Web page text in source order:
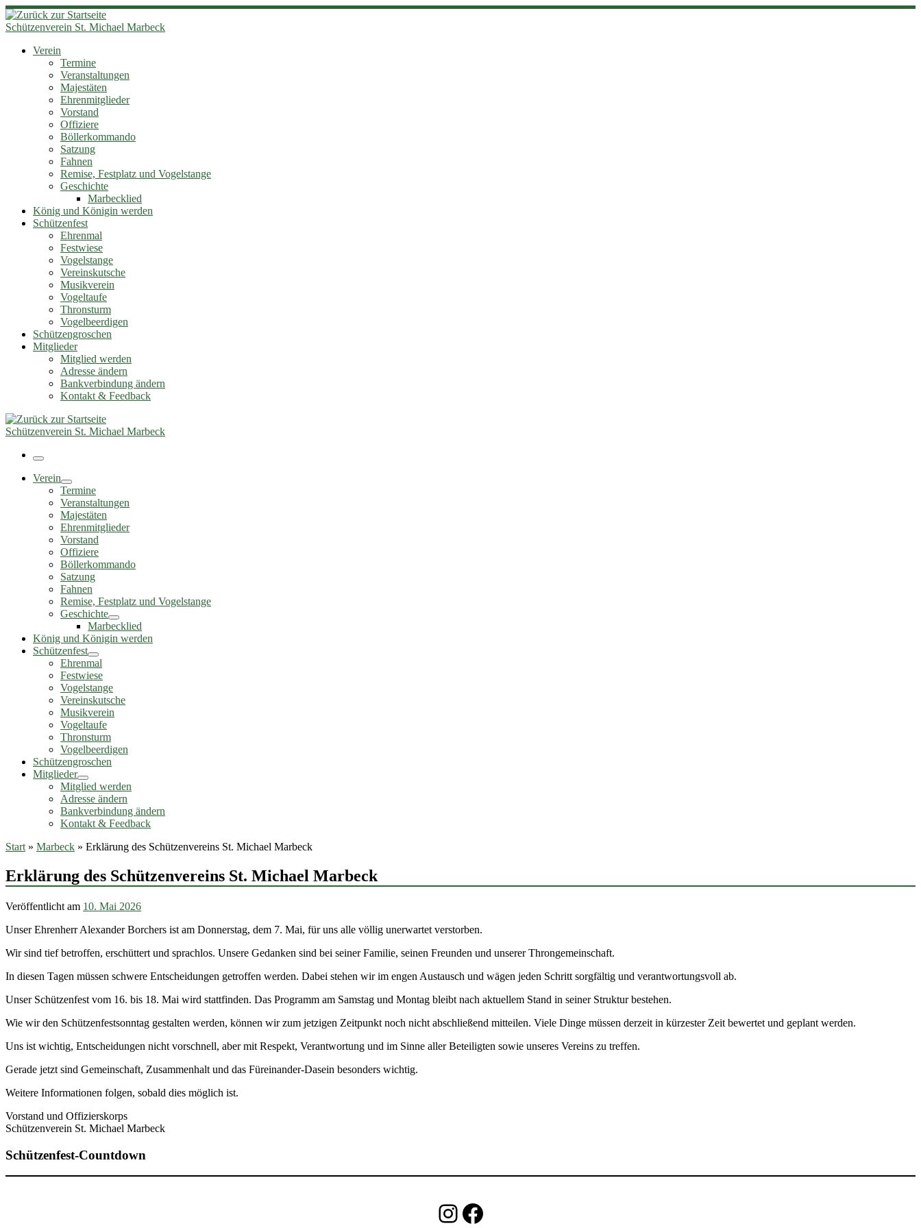
Zum
Inhalt
springen
Schützenverein St. Michael Marbeck
Verein
Termine
Veranstaltungen
Majestäten
Ehrenmitglieder
Vorstand
Offiziere
Böllerkommando
Satzung
Fahnen
Remise, Festplatz und Vogelstange
Geschichte
Marbecklied
König und Königin werden
Schützenfest
Ehrenmal
Festwiese
Vogelstange
Vereinskutsche
Musikverein
Vogeltaufe
Thronsturm
Vogelbeerdigen
Schützengroschen
Mitglieder
Mitglied werden
Adresse ändern
Bankverbindung ändern
Kontakt & Feedback
Schützenverein St. Michael Marbeck
Menü
Verein
Termine
Veranstaltungen
Majestäten
Ehrenmitglieder
Vorstand
Offiziere
Böllerkommando
Satzung
Fahnen
Remise, Festplatz und Vogelstange
Geschichte
Marbecklied
König und Königin werden
Schützenfest
Ehrenmal
Festwiese
Vogelstange
Vereinskutsche
Musikverein
Vogeltaufe
Thronsturm
Vogelbeerdigen
Schützengroschen
Mitglieder
Mitglied werden
Adresse ändern
Bankverbindung ändern
Kontakt & Feedback
Start » Marbeck » Erklärung des Schützenvereins St. Michael Marbeck
Erklärung des Schützenvereins St. Michael Marbeck
Veröffentlicht am 10. Mai 2026
Unser Ehrenherr Alexander Borchers ist am Donnerstag, dem 7. Mai, für uns alle völlig unerwartet verstorben.
Wir sind tief betroffen, erschüttert und sprachlos. Unsere Gedanken sind bei seiner Familie, seinen Freunden und unserer Throngemeinschaft.
In diesen Tagen müssen schwere Entscheidungen getroffen werden. Dabei stehen wir im engen Austausch und wägen jeden Schritt sorgfältig und verantwortungsvoll ab.
Unser Schützenfest vom 16. bis 18. Mai wird stattfinden. Das Programm am Samstag und Montag bleibt nach aktuellem Stand in seiner Struktur bestehen.
Wie wir den Schützenfestsonntag gestalten werden, können wir zum jetzigen Zeitpunkt noch nicht abschließend mitteilen. Viele Dinge müssen derzeit in kürzester Zeit bewertet und geplant werden.
Uns ist wichtig, Entscheidungen nicht vorschnell, aber mit Respekt, Verantwortung und im Sinne aller Beteiligten sowie unseres Vereins zu treffen.
Gerade jetzt sind Gemeinschaft, Zusammenhalt und das Füreinander-Dasein besonders wichtig.
Weitere Informationen folgen, sobald dies möglich ist.
Vorstand und Offizierskorps
Schützenverein St. Michael Marbeck
Schützenfest-Countdown
Instagram
Facebook